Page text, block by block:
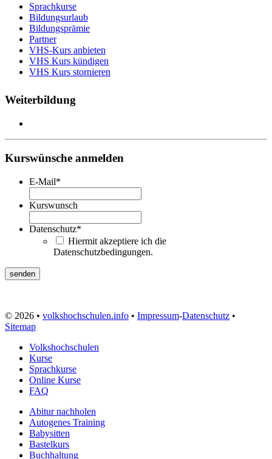
Sprachkurse
Bildungsurlaub
Bildungsprämie
Partner
VHS-Kurs anbieten
VHS Kurs kündigen
VHS Kurs stornieren
Weiterbildung
Kurswünsche anmelden
E-Mail*
Kurswunsch
Datenschutz*
Hiermit akzeptiere ich die
Datenschutzbedingungen.
© 2026 • volkshochschulen.info • Impressum-Datenschutz •
Sitemap
Volkshochschulen
Kurse
Sprachkurse
Online Kurse
FAQ
Abitur nachholen
Autogenes Training
Babysitten
Bastelkurs
Buchhaltung